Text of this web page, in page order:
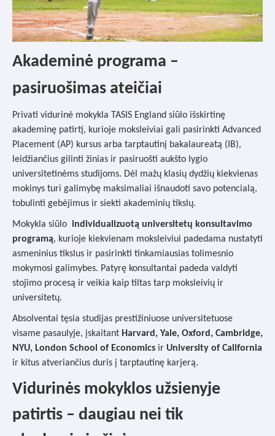
Akademinė programa –
pasiruošimas ateičiai
Privati vidurinė mokykla TASIS England siūlo išskirtinę
akademinę patirtį, kurioje moksleiviai gali pasirinkti Advanced
Placement (AP) kursus arba tarptautinį bakalaureatą (IB),
leidžiančius gilinti žinias ir pasiruošti aukšto lygio
universitetinėms studijoms. Dėl mažų klasių dydžių kiekvienas
mokinys turi galimybę maksimaliai išnaudoti savo potencialą,
tobulinti gebėjimus ir siekti akademinių tikslų.
Mokykla siūlo individualizuotą universitetų konsultavimo
programą, kurioje kiekvienam moksleiviui padedama nustatyti
asmeninius tikslus ir pasirinkti tinkamiausias tolimesnio
mokymosi galimybes. Patyrę konsultantai padeda valdyti
stojimo procesą ir veikia kaip tiltas tarp moksleivių ir
universitetų.
Absolventai tęsia studijas prestižiniuose universitetuose
visame pasaulyje, įskaitant Harvard, Yale, Oxford, Cambridge,
NYU, London School of Economics ir University of California
ir kitus atveriančius duris į tarptautinę karjerą.
Vidurinės mokyklos užsienyje
patirtis – daugiau nei tik